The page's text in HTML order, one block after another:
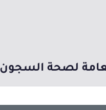
العامة لصحة